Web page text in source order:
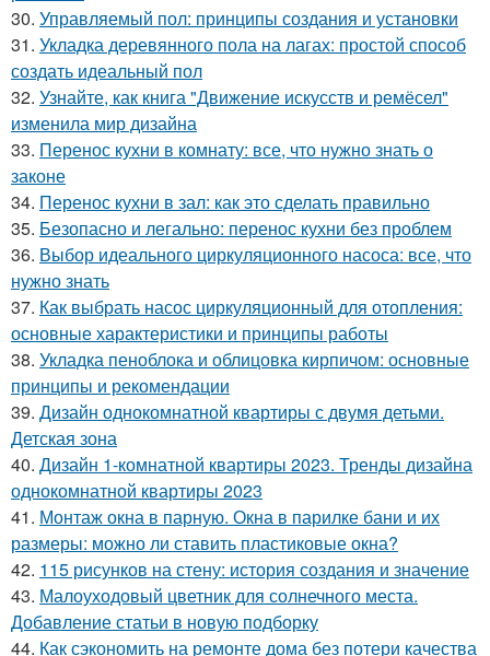
30. Управляемый пол: принципы создания и установки
31. Укладка деревянного пола на лагах: простой способ
создать идеальный пол
32. Узнайте, как книга "Движение искусств и ремёсел"
изменила мир дизайна
33. Перенос кухни в комнату: все, что нужно знать о
законе
34. Перенос кухни в зал: как это сделать правильно
35. Безопасно и легально: перенос кухни без проблем
36. Выбор идеального циркуляционного насоса: все, что
нужно знать
37. Как выбрать насос циркуляционный для отопления:
основные характеристики и принципы работы
38. Укладка пеноблока и облицовка кирпичом: основные
принципы и рекомендации
39. Дизайн однокомнатной квартиры с двумя детьми.
Детская зона
40. Дизайн 1-комнатной квартиры 2023. Тренды дизайна
однокомнатной квартиры 2023
41. Монтаж окна в парную. Окна в парилке бани и их
размеры: можно ли ставить пластиковые окна?
42. 115 рисунков на стену: история создания и значение
43. Малоуходовый цветник для солнечного места.
Добавление статьи в новую подборку
44. Как сэкономить на ремонте дома без потери качества